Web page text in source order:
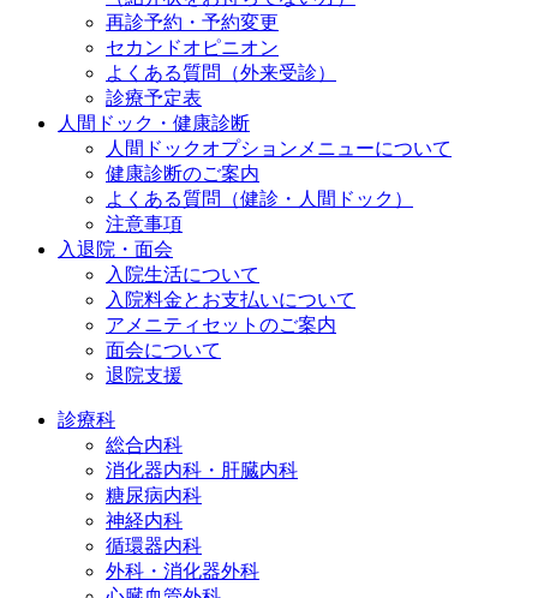
再診予約・予約変更
セカンドオピニオン
よくある質問（外来受診）
診療予定表
人間ドック・健康診断
人間ドックオプションメニューについて
健康診断のご案内
よくある質問（健診・人間ドック）
注意事項
入退院・面会
入院生活について
入院料金とお支払いについて
アメニティセットのご案内
面会について
退院支援
診療科
総合内科
消化器内科・肝臓内科
糖尿病内科
神経内科
循環器内科
外科・消化器外科